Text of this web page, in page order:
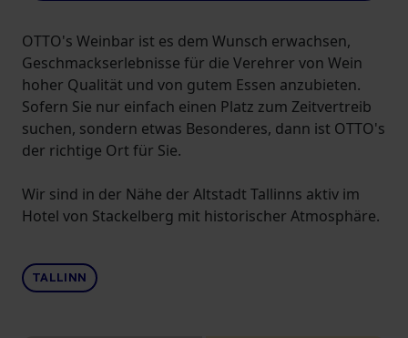
OTTO's Weinbar ist es dem Wunsch erwachsen,
Geschmackserlebnisse für die Verehrer von Wein
hoher Qualität und von gutem Essen anzubieten.
Sofern Sie nur einfach einen Platz zum Zeitvertreib
suchen, sondern etwas Besonderes, dann ist OTTO's
der richtige Ort für Sie.
Wir sind in der Nähe der Altstadt Tallinns aktiv im
Hotel von Stackelberg mit historischer Atmosphäre.
TALLINN